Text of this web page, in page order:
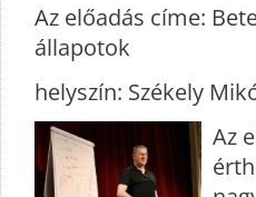
Az előadás címe:
állapotok
helyszín: Székely
Az